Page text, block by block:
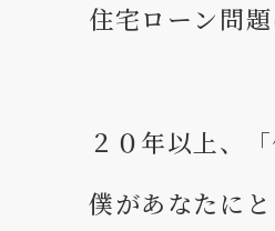
住宅ローン問
２０年以上、
僕があなたに